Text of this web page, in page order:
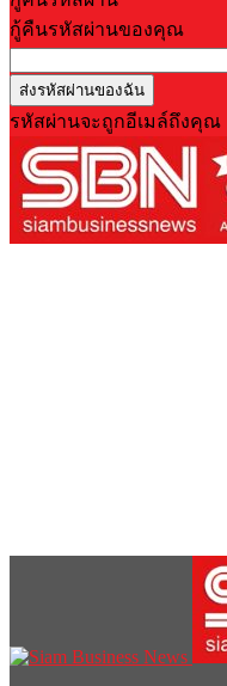
กู้คืนรหัสผ่านของคุณ
รหัสผ่านจะถูกอีเมล์ถึงคุณ